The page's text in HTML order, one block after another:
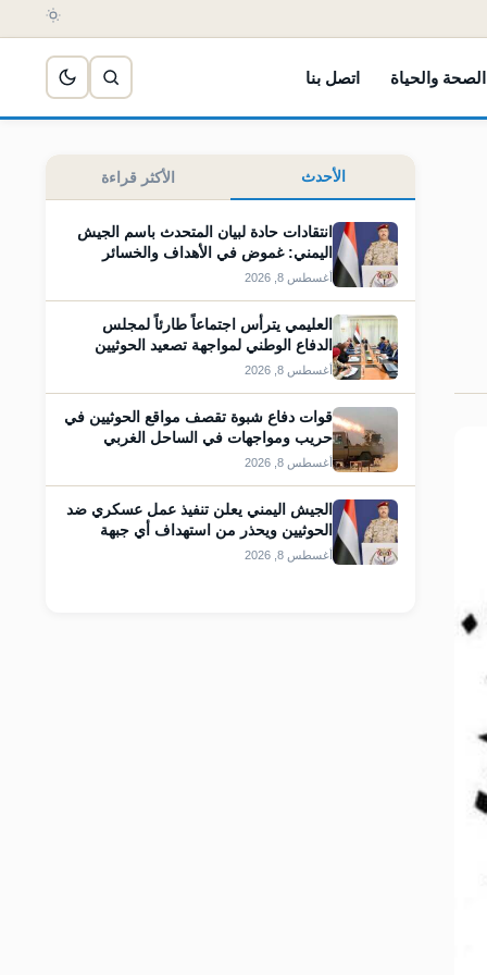
الصحة والحياة اتصل بنا
الأحدث الأكثر قراءة
انتقادات حادة لبيان المتحدث باسم الجيش
اليمني: غموض في الأهداف والخسائر
أغسطس 8, 2026
العليمي يترأس اجتماعاً طارئاً لمجلس
الدفاع الوطني لمواجهة تصعيد الحوثيين
أغسطس 8, 2026
قوات دفاع شبوة تقصف مواقع الحوثيين في
حريب ومواجهات في الساحل الغربي
أغسطس 8, 2026
الجيش اليمني يعلن تنفيذ عمل عسكري ضد
الحوثيين ويحذر من استهداف أي جبهة
أغسطس 8, 2026